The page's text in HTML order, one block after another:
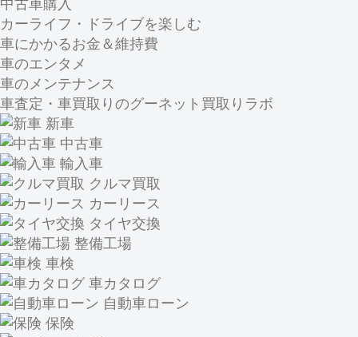
カーライフ・ドライブを楽しむ
車にかかるお金＆維持費
車のエンタメ
車のメンテナンス
車査定・車買取りのグーネット買取りラボ
新車
中古車
輸入車
クルマ買取
カーリース
タイヤ交換
整備工場
車検
車カタログ
自動車ローン
保険